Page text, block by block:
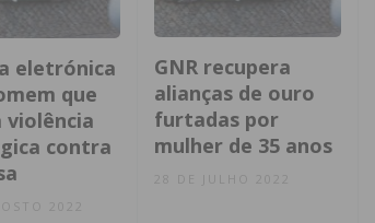
eletrónica
que
violência
contra
2022
GNR recupera
alianças de ouro
furtadas por
mulher de 35 anos